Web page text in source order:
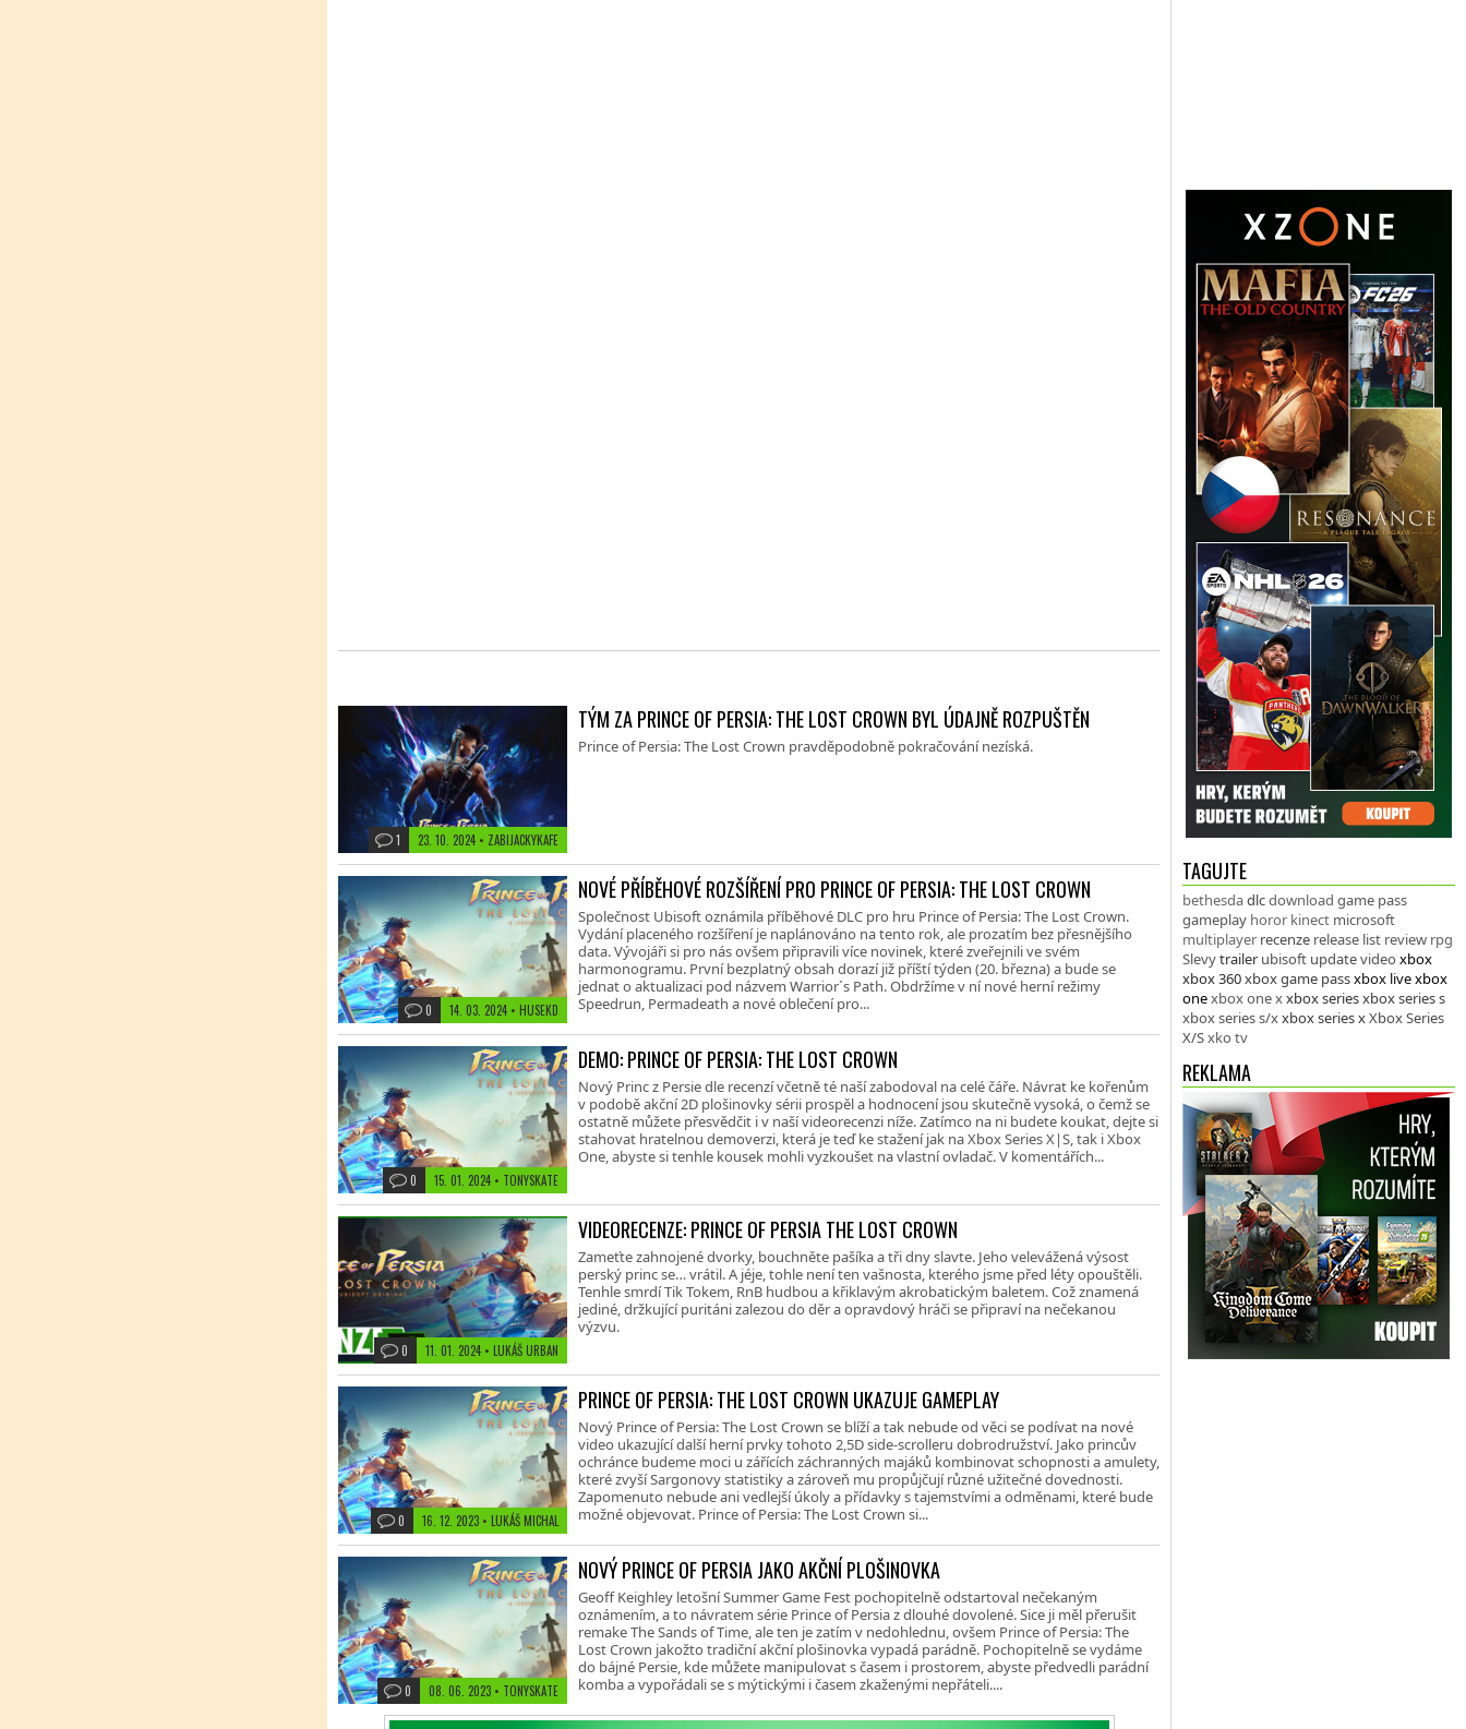
TAGUJTE
bethesdadlcdownload game pass
gameplay horor kinect microsoft
multiplayer recenze release list review rpg
Slevytrailer ubisoft updatevideo xbox
xbox 360xbox game passxbox livexbox
onexbox one xxbox seriesxbox series s
xbox series s/xxbox series xXbox Series
X/Sxko tv
REKLAMA
23. 10. 2024 • ZABIJACKYKAFE
1
TÝM ZA PRINCE OF PERSIA: THE LOST CROWN BYL ÚDAJNĚ ROZPUŠTĚN
Prince of Persia: The Lost Crown pravděpodobně pokračování nezíská.
14. 03. 2024 • HUSEKD
0
NOVÉ PŘÍBĚHOVÉ ROZŠÍŘENÍ PRO PRINCE OF PERSIA: THE LOST CROWN
Společnost Ubisoft oznámila příběhové DLC pro hru Prince of Persia: The Lost Crown.
Vydání placeného rozšíření je naplánováno na tento rok, ale prozatím bez přesnějšího
data. Vývojáři si pro nás ovšem připravili více novinek, které zveřejnili ve svém
harmonogramu. První bezplatný obsah dorazí již příští týden (20. března) a bude se
jednat o aktualizaci pod názvem Warrior´s Path. Obdržíme v ní nové herní režimy
Speedrun, Permadeath a nové oblečení pro...
15. 01. 2024 • TONYSKATE
0
DEMO: PRINCE OF PERSIA: THE LOST CROWN
Nový Princ z Persie dle recenzí včetně té naší zabodoval na celé čáře. Návrat ke kořenům
v podobě akční 2D plošinovky sérii prospěl a hodnocení jsou skutečně vysoká, o čemž se
ostatně můžete přesvědčit i v naší videorecenzi níže. Zatímco na ni budete koukat, dejte si
stahovat hratelnou demoverzi, která je teď ke stažení jak na Xbox Series X|S, tak i Xbox
One, abyste si tenhle kousek mohli vyzkoušet na vlastní ovladač. V komentářích...
11. 01. 2024 • LUKÁŠ URBAN
0
VIDEORECENZE: PRINCE OF PERSIA THE LOST CROWN
Zameťte zahnojené dvorky, bouchněte pašíka a tři dny slavte. Jeho velevážená výsost
perský princ se… vrátil. A jéje, tohle není ten vašnosta, kterého jsme před léty opouštěli.
Tenhle smrdí Tik Tokem, RnB hudbou a křiklavým akrobatickým baletem. Což znamená
jediné, držkující puritáni zalezou do děr a opravdový hráči se připraví na nečekanou
výzvu.
16. 12. 2023 • LUKÁŠ MICHAL
0
PRINCE OF PERSIA: THE LOST CROWN UKAZUJE GAMEPLAY
Nový Prince of Persia: The Lost Crown se blíží a tak nebude od věci se podívat na nové
video ukazující další herní prvky tohoto 2,5D side-scrolleru dobrodružství. Jako princův
ochránce budeme moci u zářících záchranných majáků kombinovat schopnosti a amulety,
které zvyší Sargonovy statistiky a zároveň mu propůjčují různé užitečné dovednosti.
Zapomenuto nebude ani vedlejší úkoly a přídavky s tajemstvími a odměnami, které bude
možné objevovat. Prince of Persia: The Lost Crown si...
08. 06. 2023 • TONYSKATE
0
NOVÝ PRINCE OF PERSIA JAKO AKČNÍ PLOŠINOVKA
Geoff Keighley letošní Summer Game Fest pochopitelně odstartoval nečekaným
oznámením, a to návratem série Prince of Persia z dlouhé dovolené. Sice ji měl přerušit
remake The Sands of Time, ale ten je zatím v nedohlednu, ovšem Prince of Persia: The
Lost Crown jakožto tradiční akční plošinovka vypadá parádně. Pochopitelně se vydáme
do bájné Persie, kde můžete manipulovat s časem i prostorem, abyste předvedli parádní
komba a vypořádali se s mýtickými i časem zkaženými nepřáteli....